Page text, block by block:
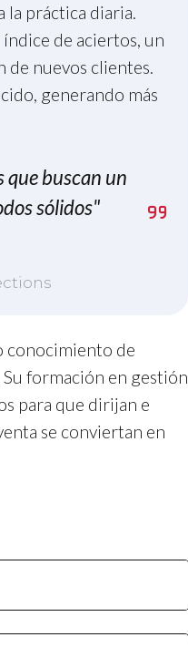
la práctica diaria.
de aciertos, un
de nuevos clientes.
generando más
que buscan un
sólidos"
conocimiento de
formación en gestión
para que dirijan e
se conviertan en